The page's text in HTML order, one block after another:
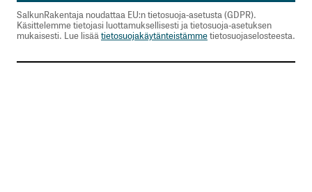
SalkunRakentaja noudattaa EU:n tietosuoja-asetusta (GDPR).
Käsittelemme tietojasi luottamuksellisesti ja tietosuoja-asetuksen
mukaisesti. Lue lisää tietosuojakäytänteistämmetietosuojaselosteesta.